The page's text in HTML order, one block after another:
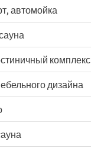
автомойка
комплекс
дизайна